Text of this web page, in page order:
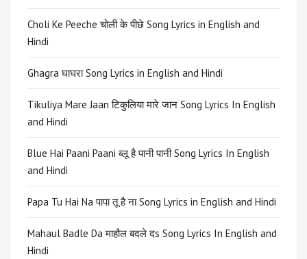
Choli Ke Peeche चोली के पीछे Song Lyrics in English and
Hindi
Ghagra घाघरा Song Lyrics in English and Hindi
Tikuliya Mare Jaan टिकुलिया मारे जान Song Lyrics In English
and Hindi
Blue Hai Paani Paani ब्लू है पानी पानी Song Lyrics In English
and Hindi
Papa Tu Hai Na पापा तू है ना Song Lyrics in English and Hindi
Mahaul Badle Da माहौल बदले दs Song Lyrics In English and
Hindi